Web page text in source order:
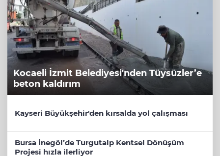
Kocaeli İzmit Belediyesi'nden Tüysüzler’e
beton kaldırım
Kayseri Büyükşehir'den kırsalda yol çalışması
Bursa İnegöl’de Turgutalp Kentsel Dönüşüm
Projesi hızla ilerliyor